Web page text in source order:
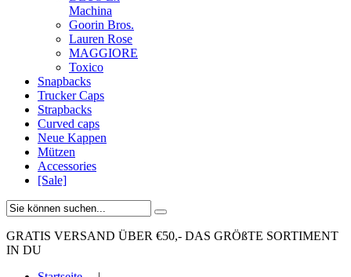
Machina
Goorin Bros.
Lauren Rose
MAGGIORE
Toxico
Snapbacks
Trucker Caps
Strapbacks
Curved caps
Neue Kappen
Mützen
Accessories
[Sale]
GRATIS VERSAND ÜBER €50,- DAS GRÖßTE SORTIMENT
IN DU